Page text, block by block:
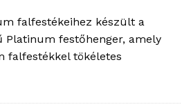
falfestékeihez készült a
Platinum festőhenger, amely
falfestékkel tökéletes